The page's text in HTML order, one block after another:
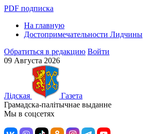
PDF подписка
На главную
Достопримечательности Лидчины
Обратиться в редакцию Войти
09 Августа 2026
Лiдская
Газета
Грамадска-палiтычнае выданне
Мы в соцсетях